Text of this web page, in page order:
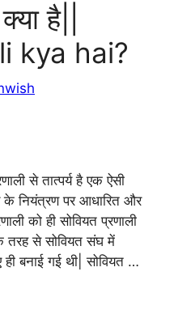
है||
kya hai?
से तात्पर्य है एक ऐसी
के नियंत्रण पर आधारित और
को ही सोवियत प्रणाली
तरह से सोवियत संघ में
ही बनाई गई थी| सोवियत …